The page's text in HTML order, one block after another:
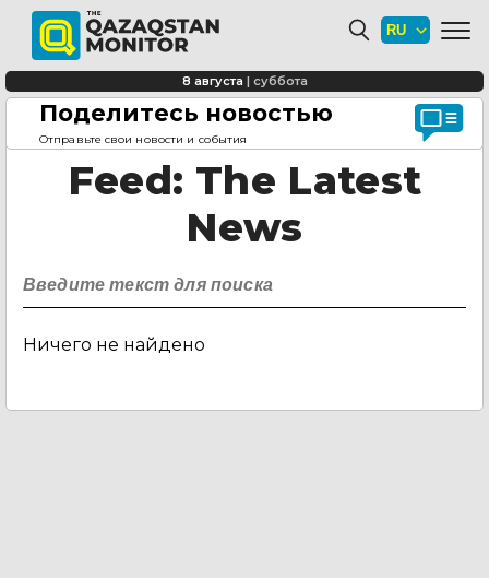
Поделитесь новостью
Отправьте свои новости и события
8 августа | суббота
Главная страница
Feed: The Latest
News
Ничего не найдено